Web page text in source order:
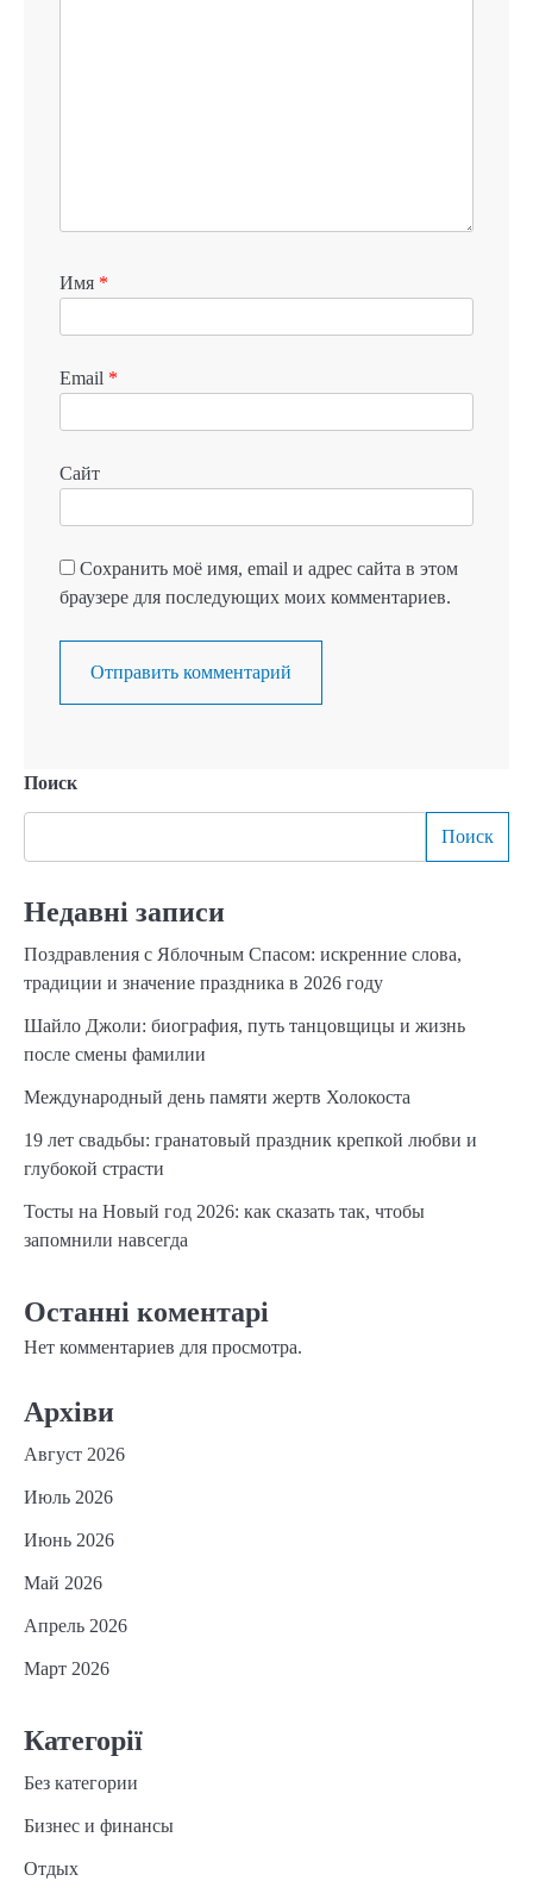
Имя *
Email *
Сайт
Сохранить моё имя, email и адрес сайта в этом
браузере для последующих моих комментариев.
Поиск
Поиск
Недавні записи
Поздравления с Яблочным Спасом: искренние слова,
традиции и значение праздника в 2026 году
Шайло Джоли: биография, путь танцовщицы и жизнь
после смены фамилии
Международный день памяти жертв Холокоста
19 лет свадьбы: гранатовый праздник крепкой любви и
глубокой страсти
Тосты на Новый год 2026: как сказать так, чтобы
запомнили навсегда
Останні коментарі
Нет комментариев для просмотра.
Архіви
Август 2026
Июль 2026
Июнь 2026
Май 2026
Апрель 2026
Март 2026
Категорії
Без категории
Бизнес и финансы
Отдых